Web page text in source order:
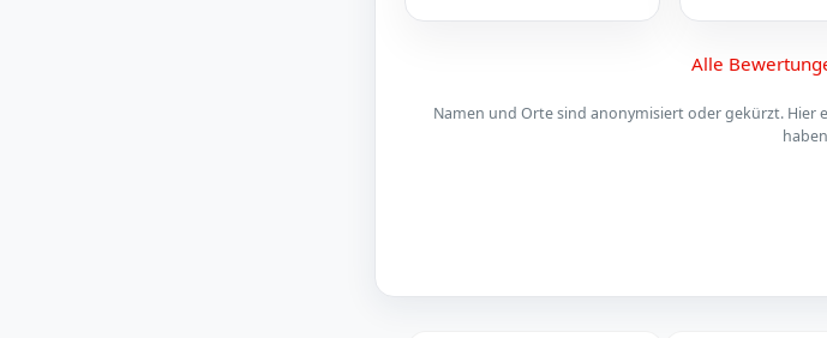
Alle
Namen und Orte sind anonymisiert oder gekürzt. Hier